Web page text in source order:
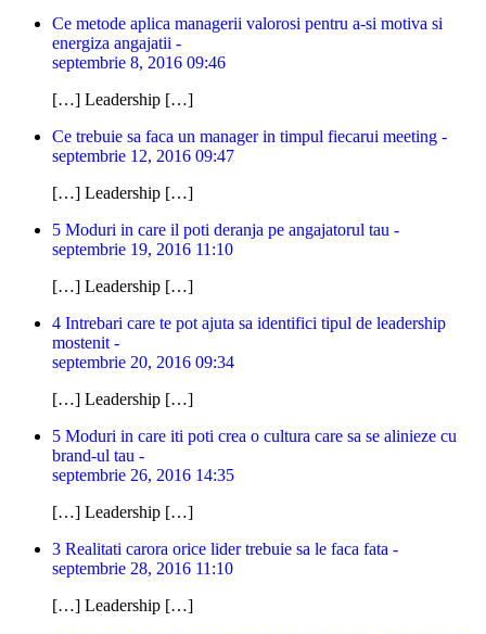
Ce metode aplica managerii valorosi pentru a-si motiva si
energiza angajatii -
septembrie 8, 2016 09:46
[…] Leadership […]
Ce trebuie sa faca un manager in timpul fiecarui meeting -
septembrie 12, 2016 09:47
[…] Leadership […]
5 Moduri in care il poti deranja pe angajatorul tau -
septembrie 19, 2016 11:10
[…] Leadership […]
4 Intrebari care te pot ajuta sa identifici tipul de leadership
mostenit -
septembrie 20, 2016 09:34
[…] Leadership […]
5 Moduri in care iti poti crea o cultura care sa se alinieze cu
brand-ul tau -
septembrie 26, 2016 14:35
[…] Leadership […]
3 Realitati carora orice lider trebuie sa le faca fata -
septembrie 28, 2016 11:10
[…] Leadership […]